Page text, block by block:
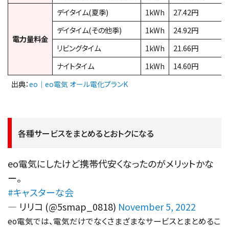
電力量料金
デイタイム(夏季) 1kWh
27.42円
デイタイム(その他季)
1kWh
24.92円
リビングタイム
1kWh
21.66円
ナイトタイム
1kWh 14.60円
出典：eo｜eo電気 オール電化プランK
各種サービスをまとめるとおトクになる
eo電気にしたけど携帯代安くなったのがメリットかな
ー。
#キャスターな会
— リリコ (@5smap_0818) November 5, 2022
eo電気では、電気だけでなくさまざまなサービスとまとめるこ